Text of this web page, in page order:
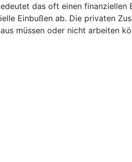
das oft einen
Einbußen ab. Die privaten
müssen oder nicht arbeiten